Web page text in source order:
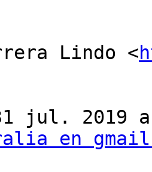
Lindo <
jul. 2019 a
en